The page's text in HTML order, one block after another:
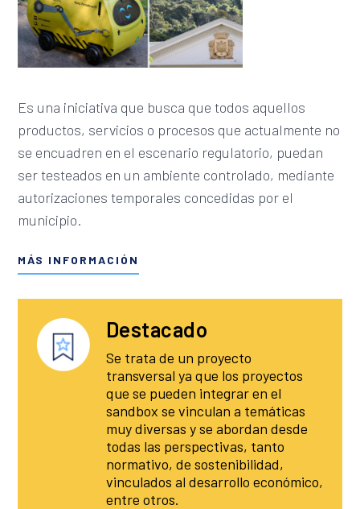
Es una iniciativa que busca que todos aquellos
productos, servicios o procesos que actualmente no
se encuadren en el escenario regulatorio, puedan
ser testeados en un ambiente controlado, mediante
autorizaciones temporales concedidas por el
municipio.
MÁS INFORMACIÓN
Destacado
Se trata de un proyecto
transversal ya que los proyectos
que se pueden integrar en el
sandbox se vinculan a temáticas
muy diversas y se abordan desde
todas las perspectivas, tanto
normativo, de sostenibilidad,
vinculados al desarrollo económico,
entre otros.